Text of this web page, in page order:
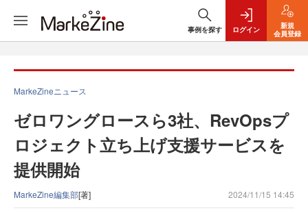
事例を探す ログイン
新規
会員登録
MarkeZineニュース
ゼロワングロースら3社、RevOpsプ
ロジェクト立ち上げ支援サービスを
提供開始
MarkeZine編集部[著] 2024/11/15 14:45